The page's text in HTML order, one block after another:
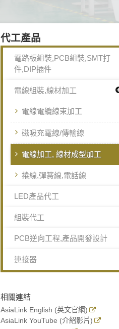
代工產品
電路板組裝,PCB組裝,SMT打
件,DIP插件
電線組裝,線材加工
電線電纜線束加工
磁吸充電線/傳輸線
電線加工, 線材成型加工
捲線,彈簧線,電話線
LED產品代工
組裝代工
PCB逆向工程,產品開發設計
連接器
相關連結
AsiaLink English (英文官網)
AsiaLink YouTube (介紹影片)